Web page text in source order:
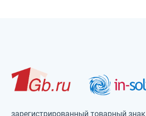
зарегистрированный товарный знак